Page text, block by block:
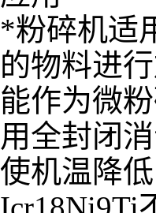
*粉碎机适
的物料进
能作为微
用全封闭
使机温降